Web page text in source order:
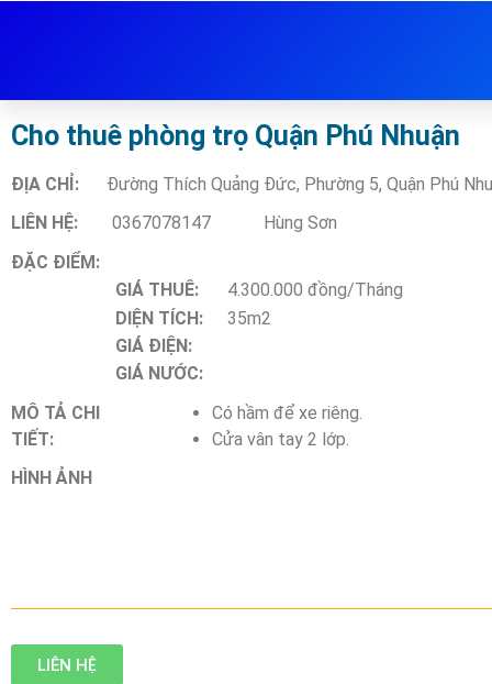
Cho thuê phòng trọ Quận Phú Nhuận
ĐỊA CHỈ:
Đường Thích Quảng Đức, Phường 5, Quận Phú
LIÊN HỆ:
0367078147
Hùng Sơn
ĐẶC ĐIỂM:
GIÁ THUÊ:
4.300.000 đồng/Tháng
DIỆN TÍCH:
35m2
GIÁ ĐIỆN:
GIÁ NƯỚC:
MÔ TẢ CHI
TIẾT:
Có hầm để xe riêng.
Cửa vân tay 2 lớp.
HÌNH ẢNH
LIÊN HỆ